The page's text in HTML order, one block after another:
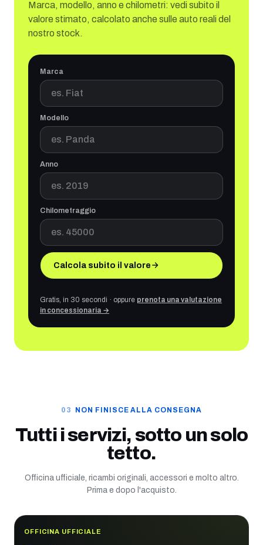
Marca, modello, anno e chilometri: vedi subito il
valore stimato, calcolato anche sulle auto reali del
nostro stock.
Marca
Modello
Anno
Chilometraggio
Calcola subito il valore
Gratis, in 30 secondi · oppure prenota una valutazione
in concessionaria →
NON FINISCE ALLA CONSEGNA
Tutti i servizi, sotto un solo
tetto.
Officina ufficiale, ricambi originali, accessori e molto altro.
Prima e dopo l'acquisto.
OFFICINA UFFICIALE